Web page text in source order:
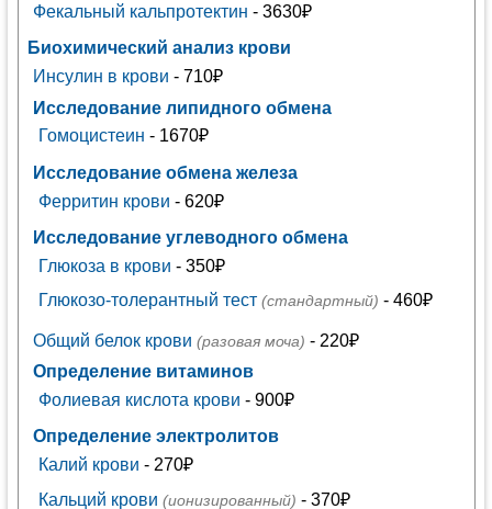
Фекальный кальпротектин - 3630₽
Биохимический анализ крови
Инсулин в крови - 710₽
Исследование липидного обмена
Гомоцистеин - 1670₽
Исследование обмена железа
Ферритин крови - 620₽
Исследование углеводного обмена
Глюкоза в крови - 350₽
Глюкозо-толерантный тест (стандартный) - 460₽
Общий белок крови (разовая моча) - 220₽
Определение витаминов
Фолиевая кислота крови - 900₽
Определение электролитов
Калий крови - 270₽
Кальций крови (ионизированный) - 370₽